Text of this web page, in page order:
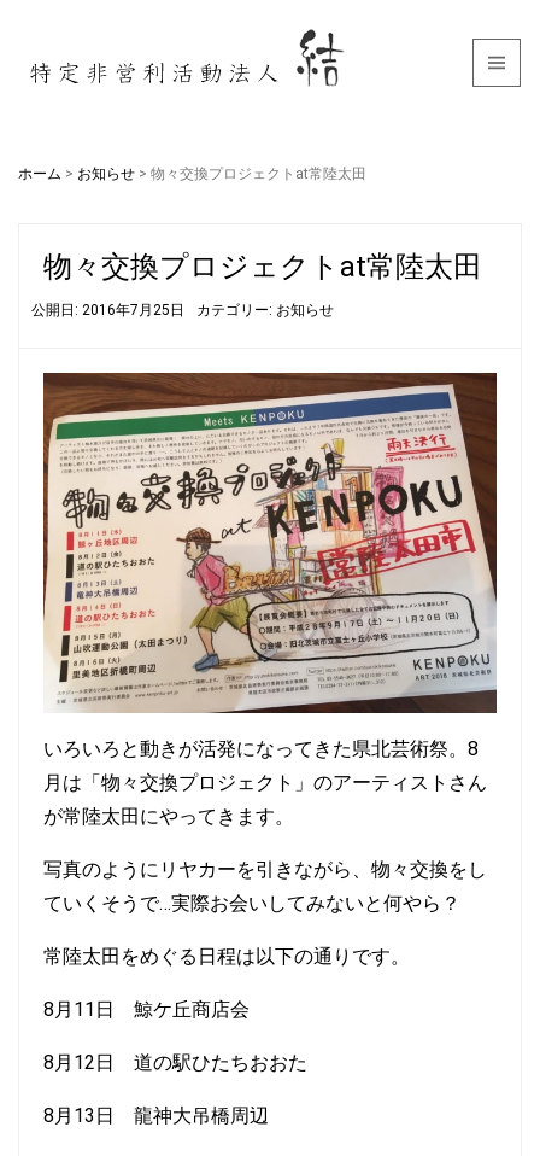
ホーム > お知らせ > 物々交換プロジェクトat常陸太田
物々交換プロジェクトat常陸太田
公開日: 2016年7月25日 カテゴリー: お知らせ
いろいろと動きが活発になってきた県北芸術祭。8
月は「物々交換プロジェクト」のアーティストさん
が常陸太田にやってきます。
写真のようにリヤカーを引きながら、物々交換をし
ていくそうで…実際お会いしてみないと何やら？
常陸太田をめぐる日程は以下の通りです。
8月11日 鯨ケ丘商店会
8月12日 道の駅ひたちおおた
8月13日 龍神大吊橋周辺